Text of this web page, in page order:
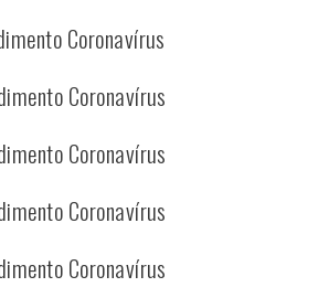
Coronavírus
Coronavírus
Coronavírus
Coronavírus
Coronavírus